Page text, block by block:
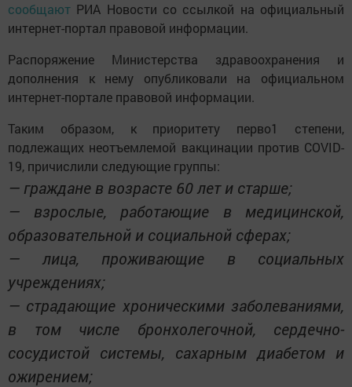
сообщают РИА Новости со ссылкой на официальный
интернет-портал правовой информации.
Распоряжение Министерства здравоохранения и
дополнения к нему опубликовали на официальном
интернет-портале правовой информации.
Таким образом, к приоритету перво1 степени,
подлежащих неотъемлемой вакцинации против COVID-
19, причислили следующие группы:
— граждане в возрасте 60 лет и старше;
— взрослые, работающие в медицинской,
образовательной и социальной сферах;
— лица, проживающие в социальных
учреждениях;
— страдающие хроническими заболеваниями,
в том числе бронхолегочной, сердечно-
сосудистой системы, сахарным диабетом и
ожирением;